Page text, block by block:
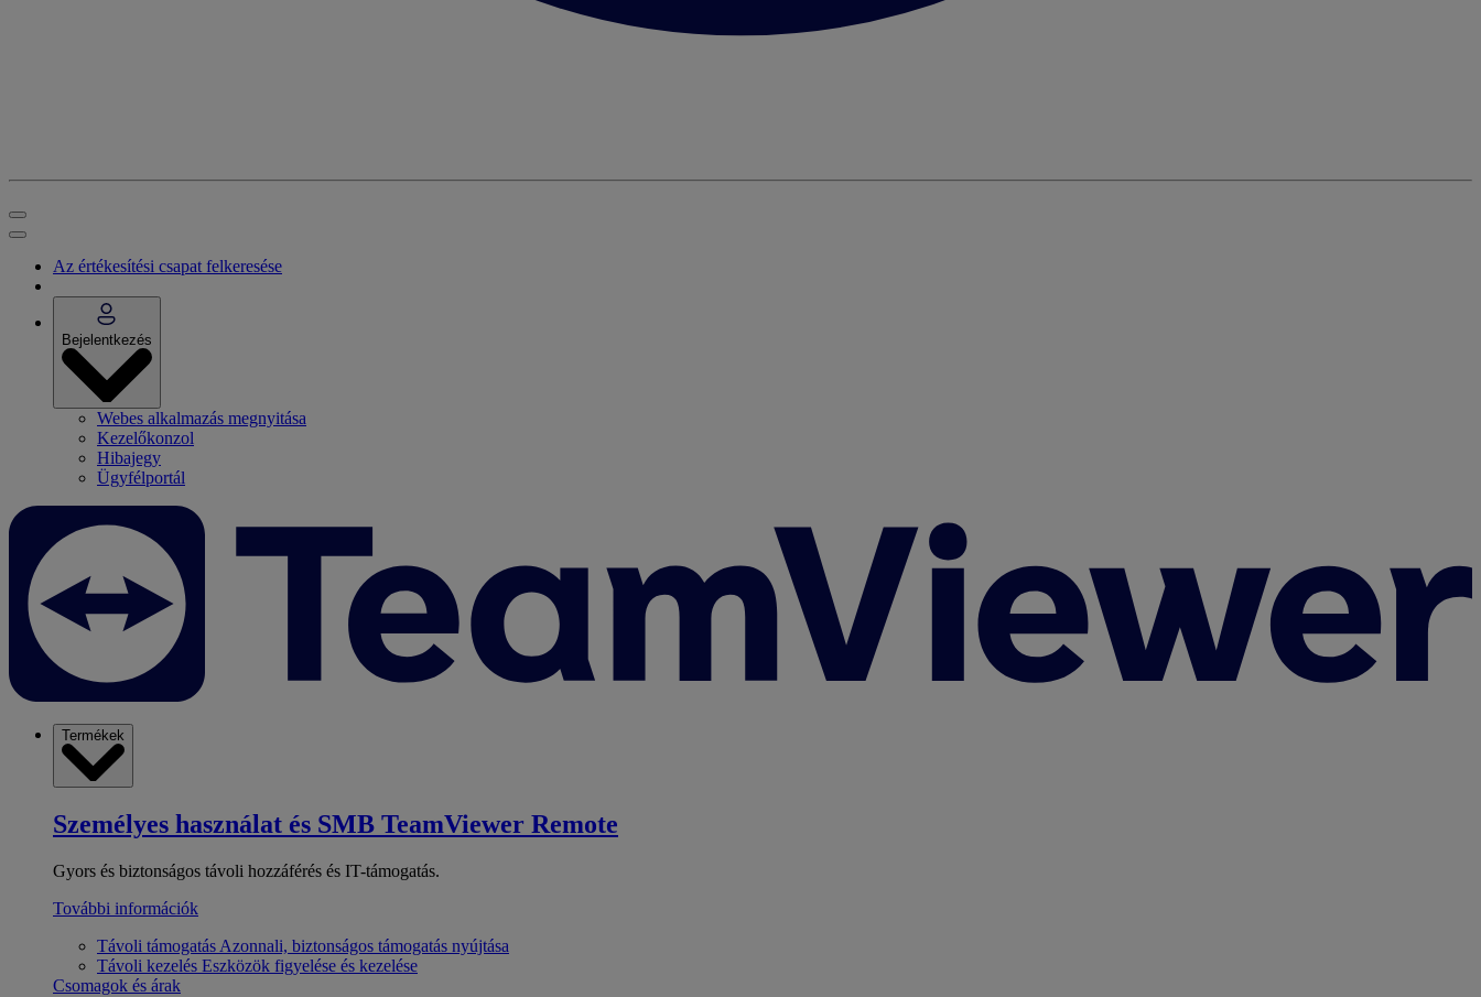
Az értékesítési csapat felkeresése
Bejelentkezés
Webes alkalmazás megnyitása
Kezelőkonzol
Hibajegy
Ügyfélportál
Termékek
Személyes használat és SMB TeamViewer Remote
Gyors és biztonságos távoli hozzáférés és IT-támogatás.
További információk
Távoli támogatás Azonnali, biztonságos támogatás nyújtása
Távoli kezelés Eszközök figyelése és kezelése
Csomagok és árak